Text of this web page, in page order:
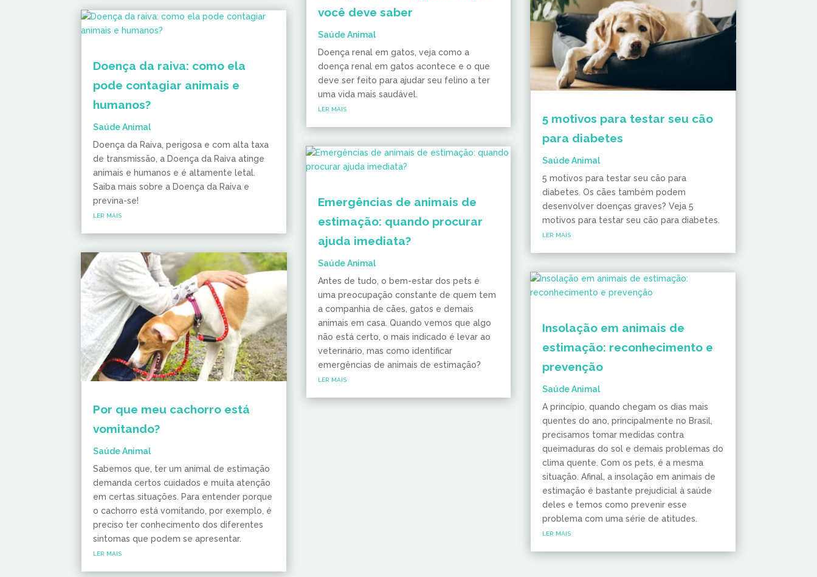
Doença da raiva: como ela
pode contagiar animais e
humanos?
Saúde Animal
Doença da Raiva, perigosa e com alta taxa
de transmissão, a Doença da Raiva atinge
animais e humanos e é altamente letal.
Saiba mais sobre a Doença da Raiva e
previna-se!
ler mais
Por que meu cachorro está
vomitando?
Saúde Animal
Sabemos que, ter um animal de estimação
demanda certos cuidados e muita atenção
em certas situações. Para entender porque
o cachorro está vomitando, por exemplo, é
preciso ter conhecimento dos diferentes
sintomas que podem se apresentar.
ler mais
você deve saber
Saúde Animal
Doença renal em gatos, veja como a
doença renal em gatos acontece e o que
deve ser feito para ajudar seu felino a ter
uma vida mais saudável.
ler mais
Emergências de animais de
estimação: quando procurar
ajuda imediata?
Saúde Animal
Antes de tudo, o bem-estar dos pets é
uma preocupação constante de quem tem
a companhia de cães, gatos e demais
animais em casa. Quando vemos que algo
não está certo, o mais indicado é levar ao
veterinário, mas como identificar
emergências de animais de estimação?
ler mais
5 motivos para testar seu cão
para diabetes
Saúde Animal
5 motivos para testar seu cão para
diabetes. Os cães também podem
desenvolver doenças graves? Veja 5
motivos para testar seu cão para diabetes.
ler mais
Insolação em animais de
estimação: reconhecimento e
prevenção
Saúde Animal
A princípio, quando chegam os dias mais
quentes do ano, principalmente no Brasil,
precisamos tomar medidas contra
queimaduras do sol e demais problemas do
clima quente. Com os pets, é a mesma
situação. Afinal, a insolação em animais de
estimação é bastante prejudicial à saúde
deles e temos como prevenir esse
problema com uma série de atitudes.
ler mais